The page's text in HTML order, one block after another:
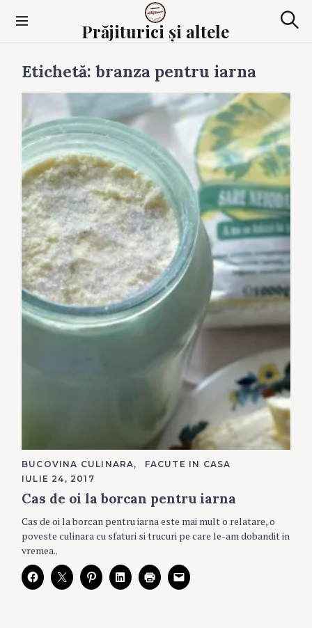
Prăjiturici și altele
Etichetă: branza pentru iarna
CATEGORIES
BUCOVINA CULINARA
FACUTE IN CASA
IULIE 24, 2017
Cas de oi la borcan pentru iarna
Cas de oi la borcan pentru iarna este mai mult o relatare, o
poveste culinara cu sfaturi si trucuri pe care le-am dobandit in
vremea..